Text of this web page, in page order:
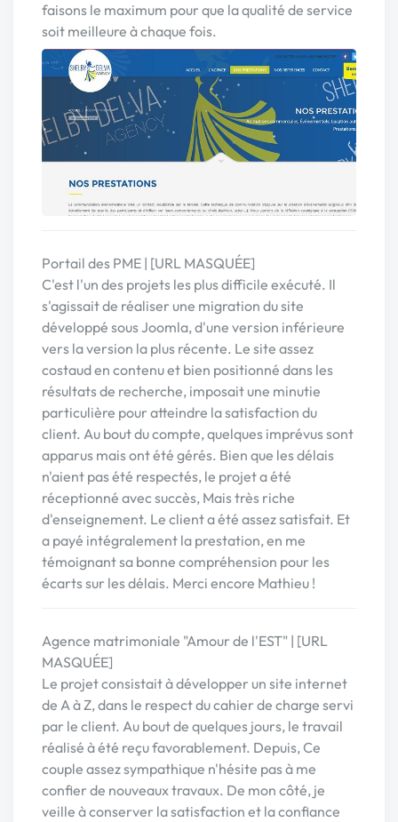
faisons le maximum pour que la qualité de service
soit meilleure à chaque fois.
Portail des PME | [URL MASQUÉE]
C'est l'un des projets les plus difficile exécuté. Il
s'agissait de réaliser une migration du site
développé sous Joomla, d'une version inférieure
vers la version la plus récente. Le site assez
costaud en contenu et bien positionné dans les
résultats de recherche, imposait une minutie
particulière pour atteindre la satisfaction du
client. Au bout du compte, quelques imprévus sont
apparus mais ont été gérés. Bien que les délais
n'aient pas été respectés, le projet a été
réceptionné avec succès, Mais très riche
d'enseignement. Le client a été assez satisfait. Et
a payé intégralement la prestation, en me
témoignant sa bonne compréhension pour les
écarts sur les délais. Merci encore Mathieu !
Agence matrimoniale "Amour de l'EST" | [URL
MASQUÉE]
Le projet consistait à développer un site internet
de A à Z, dans le respect du cahier de charge servi
par le client. Au bout de quelques jours, le travail
réalisé à été reçu favorablement. Depuis, Ce
couple assez sympathique n'hésite pas à me
confier de nouveaux travaux. De mon côté, je
veille à conserver la satisfaction et la confiance